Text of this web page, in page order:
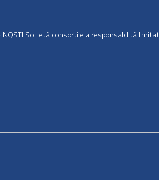
Società consortile a responsabilità